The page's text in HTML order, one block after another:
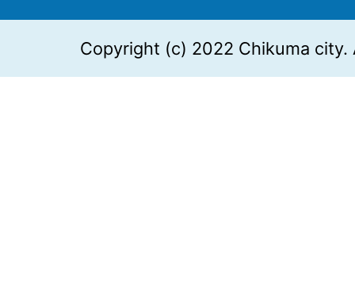
Copyright (c) 2022 Chikuma city.